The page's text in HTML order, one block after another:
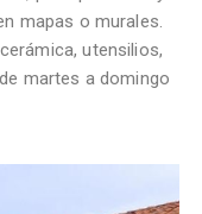
mapas o murales.
utensilios,
martes a domingo